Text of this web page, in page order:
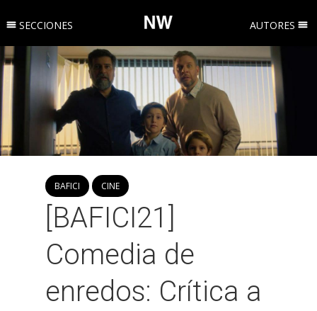
SECCIONES AUTORES
BAFICI CINE
[BAFICI21]
Comedia de
enredos: Crítica a